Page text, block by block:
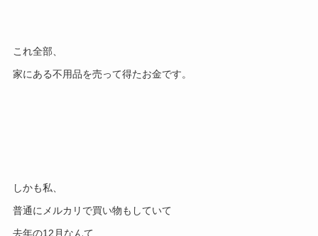
これ全部、
家にある不用品を売って得たお金です。
しかも私、
普通にメルカリで買い物もしていて
去年の12月なんて